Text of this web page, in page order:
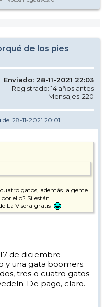
de los pies
Enviado: 28-11-2021 22:03
Registrado: 14 años antes
Mensajes: 220
del 28-11-2021 20:01
gatos, además la gente
ello? Si están
La Visera gratis
de diciembre
y una gata boomers.
tres o cuatro gatos
De pago, claro.